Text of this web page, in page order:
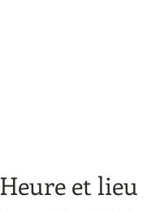
Heure et lieu